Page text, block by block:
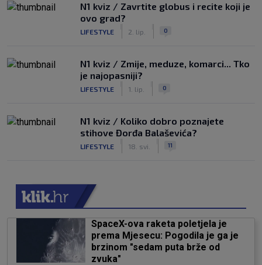
N1 kviz / Zavrtite globus i recite koji je
ovo grad?
LIFESTYLE 2. lip. 0
N1 kviz / Zmije, meduze, komarci... Tko
je najopasniji?
LIFESTYLE 1. lip. 0
N1 kviz / Koliko dobro poznajete
stihove Đorđa Balaševića?
LIFESTYLE 18. svi. 11
SpaceX-ova raketa poletjela je
prema Mjesecu: Pogodila je ga je
brzinom "sedam puta brže od
zvuka"